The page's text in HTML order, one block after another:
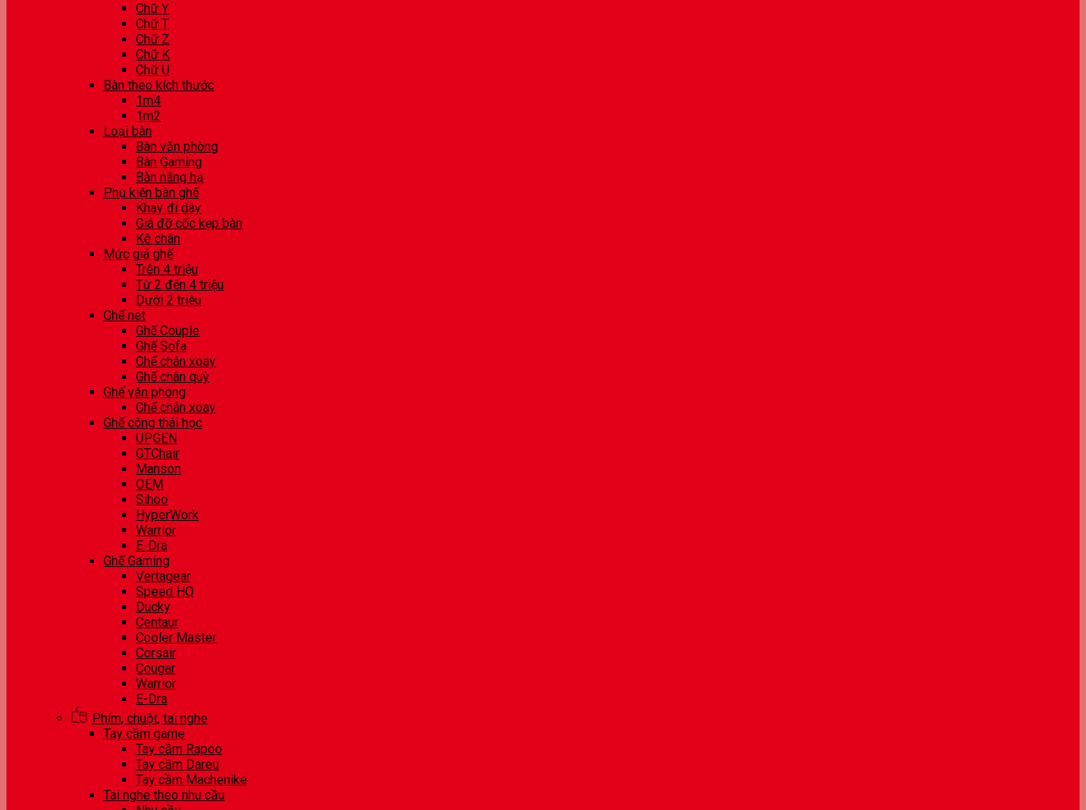
Chữ Y
Chữ T
Chữ Z
Chữ K
Chữ U
Bàn theo kích thước
1m4
1m2
Loại bàn
Bàn văn phòng
Bàn Gaming
Bàn nâng hạ
Phụ kiện bàn ghế
Khay đi dây
Giá đỡ cốc kẹp bàn
Kê chân
Mức giá ghế
Trên 4 triệu
Từ 2 đến 4 triệu
Dưới 2 triệu
Ghế net
Ghế Couple
Ghế Sofa
Ghế chân xoay
Ghế chân quỳ
Ghế văn phòng
Ghế chân xoay
Ghế công thái học
UPGEN
GTChair
Manson
OEM
Sihoo
HyperWork
Warrior
E-Dra
Ghế Gaming
Vertagear
Speed HQ
Ducky
Centaur
Cooler Master
Corsair
Cougar
Warrior
E-Dra
Phím, chuột, tai nghe
Tay cầm game
Tay cầm Rapoo
Tay cầm Dareu
Tay cầm Machenike
Tai nghe theo nhu cầu